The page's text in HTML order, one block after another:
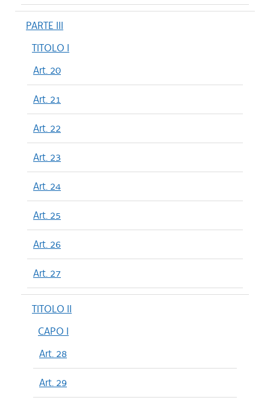
PARTE III
TITOLO I
Art. 20
Art. 21
Art. 22
Art. 23
Art. 24
Art. 25
Art. 26
Art. 27
TITOLO II
CAPO I
Art. 28
Art. 29